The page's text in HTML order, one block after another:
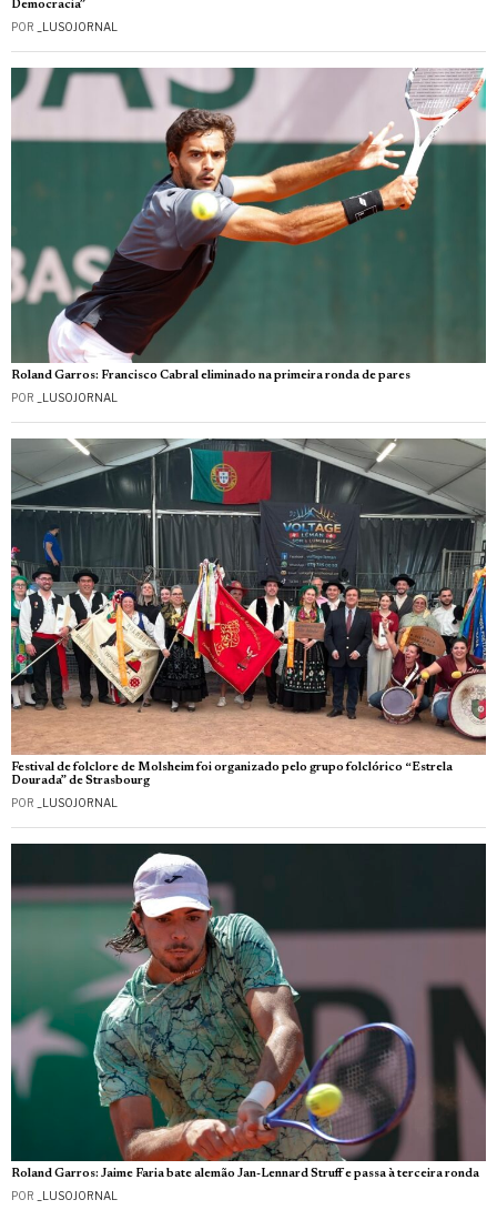
Democracia”
POR _LUSOJORNAL
Roland Garros: Francisco Cabral eliminado na primeira ronda de pares
POR _LUSOJORNAL
Festival de folclore de Molsheim foi organizado pelo grupo folclórico “Estrela
Dourada” de Strasbourg
POR _LUSOJORNAL
Roland Garros: Jaime Faria bate alemão Jan-Lennard Struff e passa à terceira ronda
POR _LUSOJORNAL